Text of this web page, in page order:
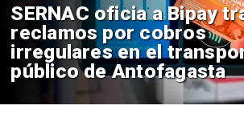
SERNAC oficia a Bipay
reclamos por cobros
irregulares en el
público de Antofagasta